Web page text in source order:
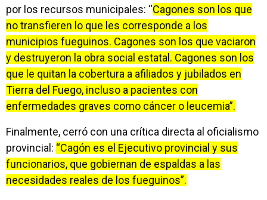
por los recursos municipales: “Cagones son los que
no transfieren lo que les corresponde a los
municipios fueguinos. Cagones son los que vaciaron
y destruyeron la obra social estatal. Cagones son los
que le quitan la cobertura a afiliados y jubilados en
Tierra del Fuego, incluso a pacientes con
enfermedades graves como cáncer o leucemia”.
Finalmente, cerró con una crítica directa al oficialismo
provincial: “Cagón es el Ejecutivo provincial y sus
funcionarios, que gobiernan de espaldas a las
necesidades reales de los fueguinos”.